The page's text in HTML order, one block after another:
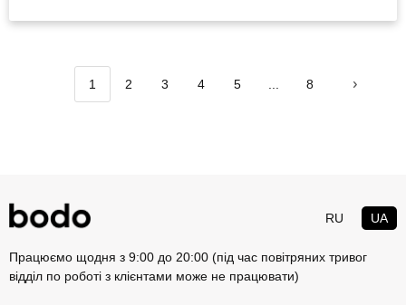
1 2 3 4 5 ... 8
RU UA
Працюємо щодня з 9:00 до 20:00 (під час повітряних тривог
відділ по роботі з клієнтами може не працювати)